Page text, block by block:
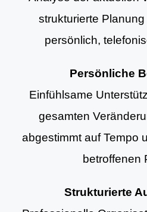
strukturierte
persönlich,
Persönliche
Einfühlsame
gesamten
abgestimmt auf Tempo
betroffenen
Strukturierte